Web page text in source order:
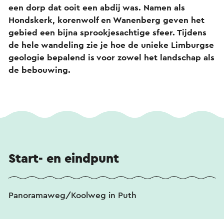
een dorp dat ooit een abdij was. Namen als
Hondskerk, korenwolf en Wanenberg geven het
gebied een bijna sprookjesachtige sfeer. Tijdens
de hele wandeling zie je hoe de unieke Limburgse
geologie bepalend is voor zowel het landschap als
de bebouwing.
Start- en eindpunt
Panoramaweg/Koolweg in Puth